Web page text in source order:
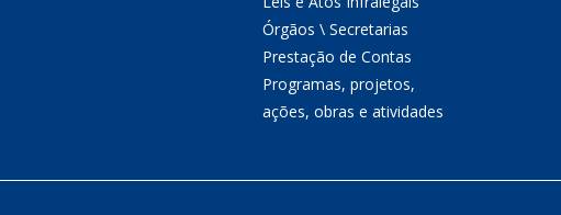
Órgãos \ Secretarias
Prestação de Contas
Programas, projetos,
ações, obras e atividades